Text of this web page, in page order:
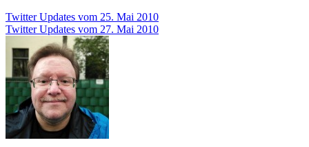
Beitragsnavigation
Twitter Updates vom 25. Mai 2010
Twitter Updates vom 27. Mai 2010